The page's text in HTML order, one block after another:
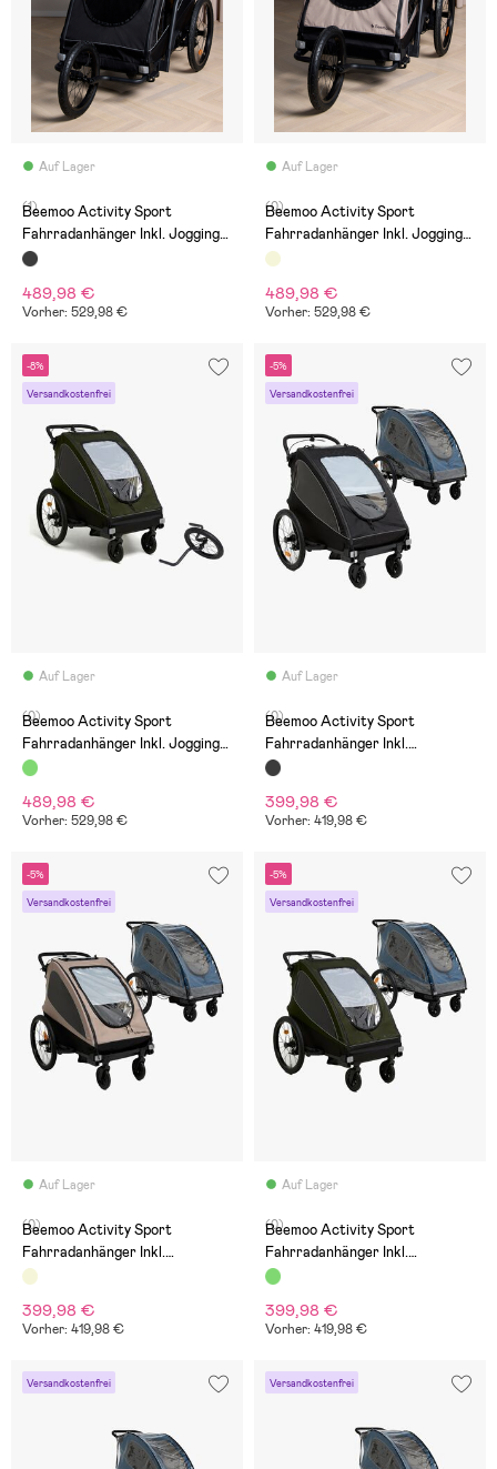
Auf Lager
(1)
Beemoo Activity Sport
Fahrradanhänger Inkl. Jogging-
Set, Black
489,98 €
Vorher: 529,98 €
Auf Lager
(0)
Beemoo Activity Sport
Fahrradanhänger Inkl. Jogging-
Set, Beige
489,98 €
Vorher: 529,98 €
-8%
Versandkostenfrei
Auf Lager
(0)
Beemoo Activity Sport
Fahrradanhänger Inkl. Jogging-
Set, Green
489,98 €
Vorher: 529,98 €
-5%
Versandkostenfrei
Auf Lager
(0)
Beemoo Activity Sport
Fahrradanhänger Inkl.
Regenschutz, Black
399,98 €
Vorher: 419,98 €
-5%
Versandkostenfrei
Auf Lager
(0)
Beemoo Activity Sport
Fahrradanhänger Inkl.
Regenschutz, Beige
399,98 €
Vorher: 419,98 €
-5%
Versandkostenfrei
Auf Lager
(0)
Beemoo Activity Sport
Fahrradanhänger Inkl.
Regenschutz, Green
399,98 €
Vorher: 419,98 €
Versandkostenfrei Versandkostenfrei